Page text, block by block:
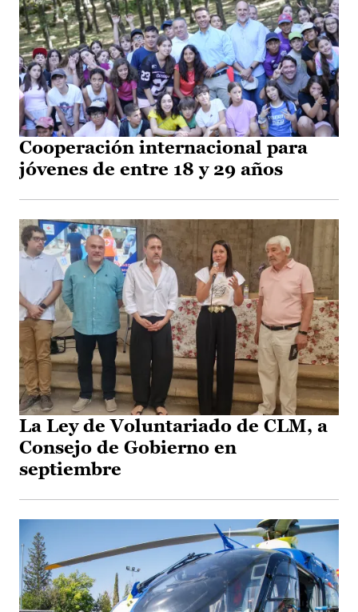
Cooperación internacional para
jóvenes de entre 18 y 29 años
La Ley de Voluntariado de CLM, a
Consejo de Gobierno en
septiembre